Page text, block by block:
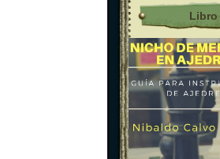
Libro